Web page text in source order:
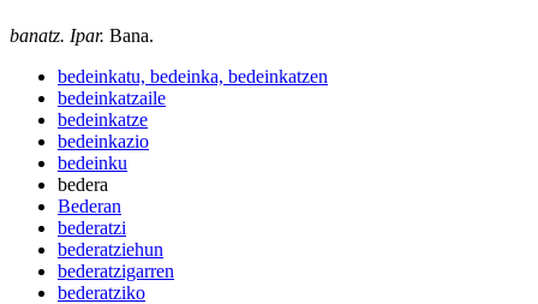
banatz. Ipar. Bana.
bedeinkatu, bedeinka, bedeinkatzen
bedeinkatzaile
bedeinkatze
bedeinkazio
bedeinku
bedera
Bederan
bederatzi
bederatziehun
bederatzigarren
bederatziko